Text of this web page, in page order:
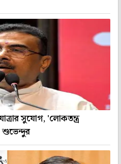
সুযোগ, 'লোকতন্ত্র
শুভেন্দুর